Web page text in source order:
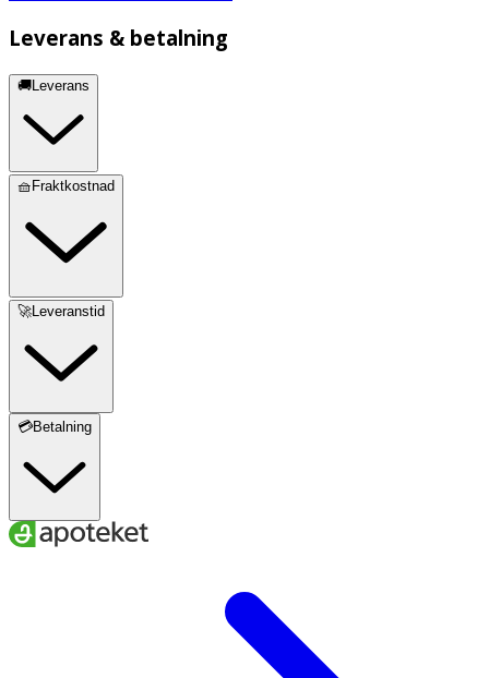
Leverans & betalning
🚚Leverans
🧺Fraktkostnad
🚀Leveranstid
💳Betalning